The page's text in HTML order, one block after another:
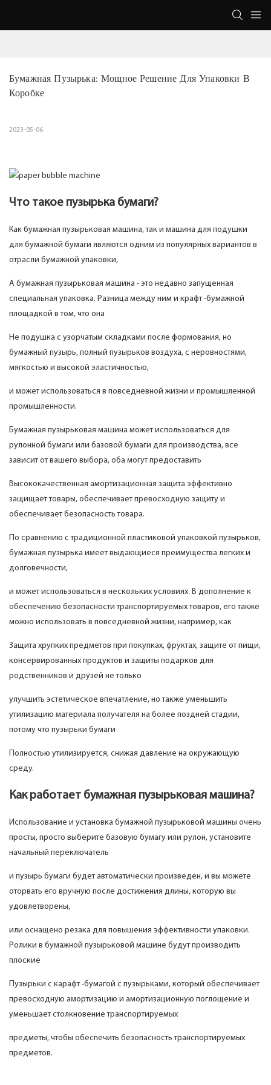
Бумажная Пузырька: Мощное Решение Для Упаковки В
Коробке
2023-05-06
Что такое пузырька бумаги?
Как бумажная пузырьковая машина, так и машина для подушки
для бумажной бумаги являются одним из популярных вариантов в
отрасли бумажной упаковки,
А бумажная пузырьковая машина - это недавно запущенная
специальная упаковка. Разница между ним и крафт -бумажной
площадкой в ​​том, что она
Не подушка с узорчатым складками после формования, но
бумажный пузырь, полный пузырьков воздуха, с неровностями,
мягкостью и высокой эластичностью,
и может использоваться в повседневной жизни и промышленной
промышленности.
Бумажная пузырьковая машина может использоваться для
рулонной бумаги или базовой бумаги для производства, все
зависит от вашего выбора, оба могут предоставить
Высококачественная амортизационная защита эффективно
защищает товары, обеспечивает превосходную защиту и
обеспечивает безопасность товара.
По сравнению с традиционной пластиковой упаковкой пузырьков,
бумажная пузырька имеет выдающиеся преимущества легких и
долговечности,
и может использоваться в нескольких условиях. В дополнение к
обеспечению безопасности транспортируемых товаров, его также
можно использовать в повседневной жизни, например, как
Защита хрупких предметов при покупках, фруктах, защите от пищи,
консервированных продуктов и защиты подарков для
родственников и друзей не только
улучшить эстетическое впечатление, но также уменьшить
утилизацию материала получателя на более поздней стадии,
потому что пузырьки бумаги
Полностью утилизируется, снижая давление на окружающую
среду.
Как работает бумажная пузырьковая машина?
Использование и установка бумажной пузырьковой машины очень
просты, просто выберите базовую бумагу или рулон, установите
начальный переключатель
и пузырь бумаги будет автоматически произведен, и вы можете
оторвать его вручную после достижения длины, которую вы
удовлетворены,
или оснащено резака для повышения эффективности упаковки.
Ролики в бумажной пузырьковой машине будут производить
плоские
Пузырьки с карафт -бумагой с пузырьками, который обеспечивает
превосходную амортизацию и амортизационную поглощение и
уменьшает столкновение транспортируемых
предметы, чтобы обеспечить безопасность транспортируемых
предметов.